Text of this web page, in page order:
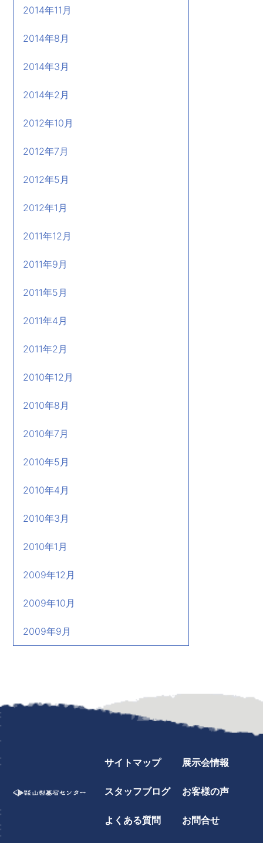
2014年11月
2014年8月
2014年3月
2014年2月
2012年10月
2012年7月
2012年5月
2012年1月
2011年12月
2011年9月
2011年5月
2011年4月
2011年2月
2010年12月
2010年8月
2010年7月
2010年5月
2010年4月
2010年3月
2010年1月
2009年12月
2009年10月
2009年9月
サイトマップ 展示会情報
スタッフブログ お客様の声
よくある質問 お問合せ